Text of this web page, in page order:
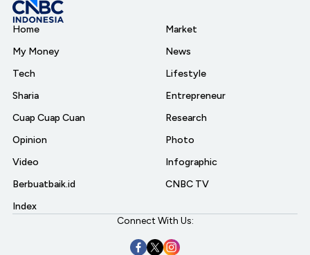
Home
My Money
Tech
Sharia
Cuap Cuap Cuan
Opinion
Video
Berbuatbaik.id
Index
Market
News
Lifestyle
Entrepreneur
Research
Photo
Infographic
CNBC TV
Connect With Us: